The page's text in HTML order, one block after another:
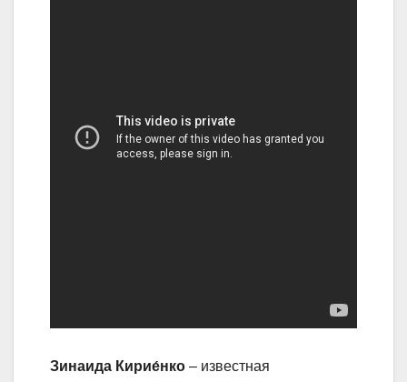
Зинаида Кирие́нко – известная